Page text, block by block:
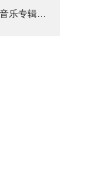
观•茶道(1)